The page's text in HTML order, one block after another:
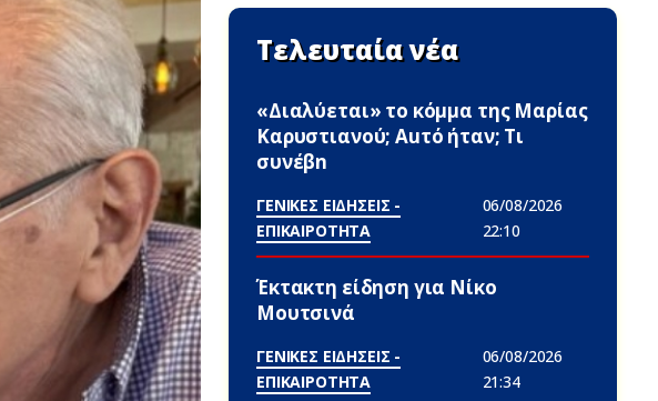
Τελευταία νέα
«Διαλύεται» το κόμμα της Μαρίας
Καρυστιανού; Αuτό ήταν; Τι
συνέβn
ΓΕΝΙΚΕΣ ΕΙΔΗΣΕΙΣ -
ΕΠΙΚΑΙΡΟΤΗΤΑ
06/08/2026
22:10
Έκτακτη είδηση για Νίκο
Μουτσινά
ΓΕΝΙΚΕΣ ΕΙΔΗΣΕΙΣ -
ΕΠΙΚΑΙΡΟΤΗΤΑ
06/08/2026
21:34